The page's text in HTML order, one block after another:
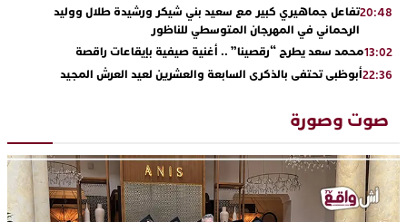
20:48تفاعل جماهيري كبير مع سعيد بني شيكر ورشيدة طلال ووليد
الرحماني في المهرجان المتوسطي للناظور
13:02محمد سعد يطرح “رقصينا” .. أغنية صيفية بإيقاعات راقصة
22:36أبوظبي تحتفي بالذكرى السابعة والعشرين لعيد العرش المجيد
13:30دنيا بوطازوت تواصل تألقها الفني وتؤكد مكانتها بأداء مميز في
“كوفرة فالغيس”
19:11يقظة أمنية تنهي كابوس الفتاة القاصر: كواليس مثيرة لعملية تحرير
رهينتين من قبضة ذي سوابق بالجديدة
17:27اتحاد المقاولات الإعلامية يقود قاطرة التكوين بالجديدة ويستضيف
الإعلامي سعيد بلفقير في دورة استثنائية
صوت وصورة